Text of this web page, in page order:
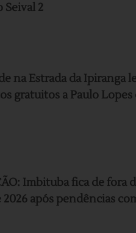
Seival 2
na Estrada da Ipiranga
gratuitos a Paulo Lopes
Imbituba fica de fora
após pendências